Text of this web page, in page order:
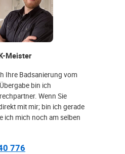
Meister
Ihre Badsanierung vom
bin ich
Wenn Sie
mit mir; bin ich gerade
ich mich noch am selben
776